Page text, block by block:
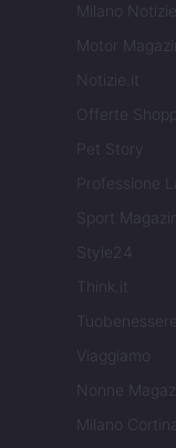
Milano Notizie
Motor
Notizie.it
Offerte
Pet Story
Professione
Sport
Style24
Think.it
Tuobenessere
Viaggiamo
Nonne
Milano Cortina